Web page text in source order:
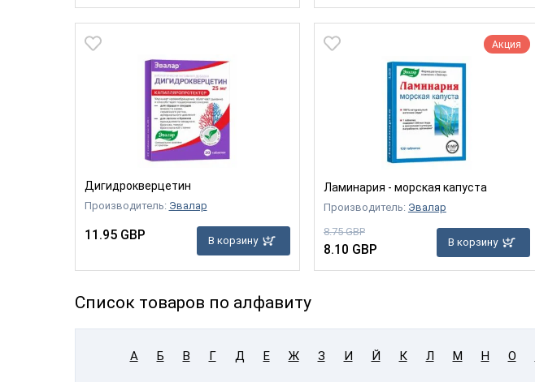
Дигидрокверцетин
Производитель: Эвалар
11.95 GBP В корзину
Акция
Ламинария - морская капуста
Производитель: Эвалар
8.75 GBP
8.10 GBP В корзину
Список товаров по алфавиту
А Б В Г Д Е Ж З И Й К Л М Н О